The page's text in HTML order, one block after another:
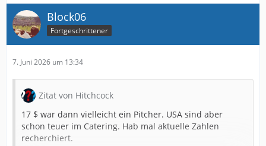
Block06
Fortgeschrittener
7. Juni 2026 um 13:34
Zitat von Hitchcock
17 $ war dann vielleicht ein Pitcher. USA sind aber
schon teuer im Catering. Hab mal aktuelle Zahlen
recherchiert.